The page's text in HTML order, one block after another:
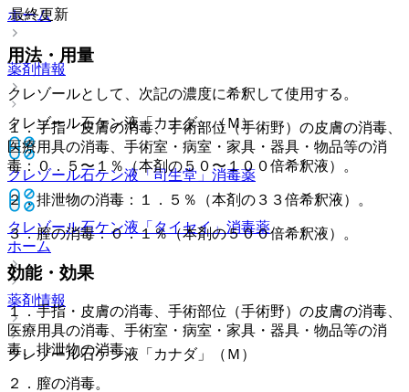
ホーム
薬剤情報
クレゾール石ケン液「カナダ」（Ｍ）
クレゾール石ケン液「司生堂」 消毒薬
クレゾール石ケン液「タイセイ」消毒薬
ホーム
薬剤情報
クレゾール石ケン液「カナダ」（Ｍ）
最終更新
用法・用量
クレゾールとして、次記の濃度に希釈して使用する。
１．手指・皮膚の消毒、手術部位（手術野）の皮膚の消毒、
医療用具の消毒、手術室・病室・家具・器具・物品等の消
毒：０．５〜１％（本剤の５０〜１００倍希釈液）。
２．排泄物の消毒：１．５％（本剤の３３倍希釈液）。
３．膣の消毒：０．１％（本剤の５００倍希釈液）。
効能・効果
１．手指・皮膚の消毒、手術部位（手術野）の皮膚の消毒、
医療用具の消毒、手術室・病室・家具・器具・物品等の消
毒、排泄物の消毒。
２．膣の消毒。